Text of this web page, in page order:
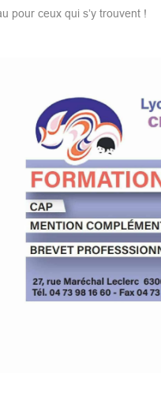
pour ceux qui s’y trouvent !